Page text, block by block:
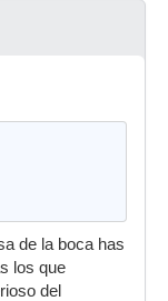
de la boca has
los que
del